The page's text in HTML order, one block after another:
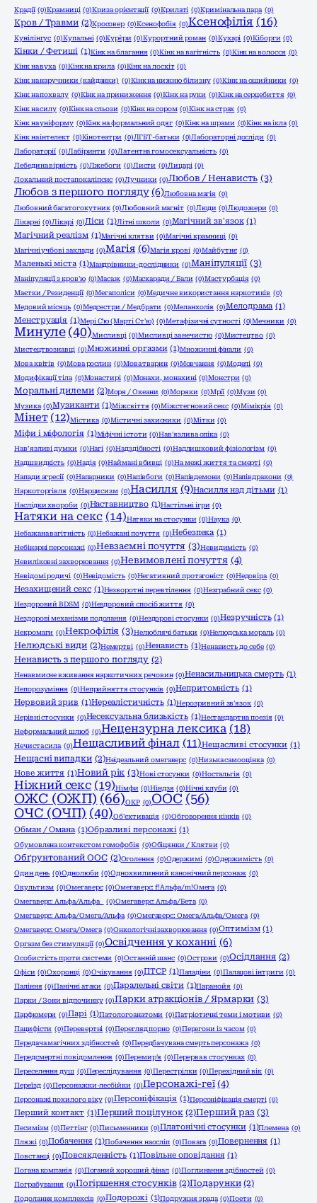
Крадії (0)Крамниці (0)Криза орієнтації (0)Крилаті (0)Кримінальна пара (0)
Кров / Травми (2)Кросовер (0)Ксенофобія (0)Ксенофілія (16)
Кунілінгус (0)Купальні (0)Кур`єри (0)Курортний роман (0)Кухарі (0)Кіборги (0)
Кінки / Фетиші (1)Кінк на благання (0)Кінк на вагітність (0)Кінк на волосся (0)
Кінк на вуха (0)Кінк на крила (0)Кінк на лоскіт (0)
Кінк на наручники (кайданки) (0)Кінк на нижню білизну (0)Кінк на ошийники (0)
Кінк на похвалу (0)Кінк на приниження (0)Кінк на руки (0)Кінк на серцебиття (0)
Кінк на силу (0)Кінк на сльози (0)Кінк на сором (0)Кінк на страх (0)
Кінк на уніформу (0)Кінк на формальний одяг (0)Кінк на шрами (0)Кінк на ікла (0)
Кінк на інтелект (0)Кінотеатри (0)ЛГБТ-батьки (0)Лабораторні досліди (0)
Лабораторії (0)Лабіринти (0)Латентна гомосексуальність (0)
Лебедина вірність (0)Лжебоги (0)Листи (0)Лицарі (0)
Локальний постапокаліпсис (0)Лучники (0)Любов / Ненависть (3)
Любов з першого погляду (6)Любовна магія (0)
Любовний багатогокутник (0)Любовний магніт (0)Люди (0)Людожери (0)
Лікарні (0)Лікарі (0)Ліси (1)Літні школи (0)Магічний зв'язок (1)
Магічний реалізм (1)Магічні клятви (0)Магічні крамниці (0)
Магічні учбові заклади (0)Магія (6)Магія крові (0)Майбутнє (0)
Маленькі міста (1)Мандрівники-дослідники (0)Маніпуляції (3)
Маніпуляції з кров'ю (0)Масаж (0)Маскаради / Бали (0)Мастурбація (0)
Маєтки / Резиденції (0)Мегаполіси (0)Медичне використання наркотиків (0)
Медовий місяць (0)Медсестри / Медбрати (0)Меланхолія (0)Мелодрама (1)
Менструація (1)Мері С'ю (Марті Ст'ю) (0)Метафізичні сутності (0)Мечники (0)
Минуле (40)Мисливці (0)Мисливці за нечистю (0)Мистецтво (0)
Мистецтвознавці (0)Множинні оргазми (1)Множинні фінали (0)
Мова квітів (0)Мова рослин (0)Мова тварин (0)Мовчання (0)Моделі (0)
Модифікації тіла (0)Монастирі (0)Монахи, монахині (0)Монстри (0)
Моральні дилеми (2)Моря / Океани (0)Моряки (0)Мрії (0)Музи (0)
Музика (0)Музиканти (1)Міжсвіття (0)Міжстегновий секс (0)Мімікрія (0)
Мінет (12)Містика (0)Містичні захисники (0)Мітки (0)
Міфи і міфологія (1)Міфічні істоти (0)Нав'язлива опіка (0)
Нав’язливі думки (0)Нагі (0)Надздібності (0)Надлишковий фізіологізм (0)
Надшвидкість (0)Надія (0)Наймані вбивці (0)На межі життя та смерті (0)
Напади агресії (0)Напарники (0)Напівбоги (0)Напівдемони (0)Напівдракони (0)
Наркоторгівля (0)Нарцисизм (0)Насилля (9)Насилля над дітьми (1)
Наслідки хвороби (0)Наставництво (1)Настільні ігри (0)
Натяки на секс (14)Натяки на стосунки (0)Наука (0)
Небажана вагітність (0)Небажані почуття (0)Небезпека (1)
Небінарні персонажі (0)Невзаємні почуття (3)Невидимість (0)
Невиліковні захворювання (0)Невимовлені почуття (4)
Невідомі родичі (0)Невідомість (0)Негативний протагоніст (0)Недовіра (0)
Незахищений секс (1)Незворотні перевтілення (0)Незграбний секс (0)
Нездоровий BDSM (0)Нездоровий спосіб життя (0)
Нездорові механізми подолання (0)Нездорові стосунки (0)Незручність (1)
Некромаги (0)Некрофілія (3)Нелюблячі батьки (0)Нелюдська мораль (0)
Нелюдські види (2)Немертві (0)Ненависть (1)Ненависть до себе (0)
Ненависть з першого погляду (2)
Ненавмисне вживання наркотичних речовин (0)Ненасильницька смерть (1)
Непорозуміння (0)Неприйняття стосунків (0)Непритомність (1)
Нервовий зрив (1)Нереалістичність (1)Нерозривний зв'язок (0)
Нерівні стосунки (0)Несексуальна близькість (1)Нестандартна поезія (0)
Неформальний шлюб (0)Нецензурна лексика (18)
Нечиста сила (0)Нещасливий фінал (11)Нещасливі стосунки (1)
Нещасні випадки (2)Неідеальний омегаверс (0)Низька самооцінка (0)
Нове життя (1)Новий рік (3)Нові стосунки (0)Ностальгія (0)
Ніжний секс (19)Німфи (0)Ніндзя (0)Нічні клуби (0)
ОЖС (ОЖП) (66)ОКР (0)ООС (56)
ОЧС (ОЧП) (40)Об'єктивація (0)Обговорення кінків (0)
Обман / Омана (1)Образливі персонажі (1)
Обумовлена контекстом гомофобія (0)Обіцянки / Клятви (0)
Обґрунтований ООС (2)Оголення (0)Одержимі (0)Одержимість (0)
Один день (0)Однолюби (0)Однохвилинний канонічний персонаж (0)
Окультизм (0)Омегаверс (0)Омегаверс: f!Альфа/m!Омега (0)
Омегаверс: Альфа/Альфа
(0)Омегаверс: Альфа/Бета (0)
Омегаверс: Альфа/Омега/Альфа (0)Омегаверс: Омега/Альфа/Омега (0)
Омегаверс: Омега/Омега (0)Онкологічні захворювання (0)Оптимізм (1)
Оргазм без стимуляції (0)Освідчення у коханні (6)
Особистість проти системи (0)Останній шанс (0)Острови (0)Осідлання (2)
Офіси (0)Охоронці (0)Очікування (0)ПТСР (1)Паладіни (0)Палацові інтриги (0)
Паління (0)Панічні атаки (0)Паралельні світи (1)Паранойя (0)
Парки / Зони відпочинку (0)Парки атракціонів / Ярмарки (3)
Парфюмери (0)Парі (1)Патологоанатоми (0)Патріотичні теми і мотиви (0)
Пацифісти (0)Перевертні (0)Перегляд порно (0)Перегони із часом (0)
Передача магічних здібностей (0)Передбачувана смерть персонажа (0)
Передсмертні повідомлення (0)Перемир'я (0)Перерва в стосунках (0)
Переселення душ (0)Переслідування (0)Перестрілки (0)Перехідний вік (0)
Переїзд (0)Персонажки-лесбійки (0)Персонажі-геї (4)
Персонажі похилого віку (0)Персоніфікація (1)Персоніфікація смерті (0)
Перший контакт (1)Перший поцілунок (2)Перший раз (3)
Песимізм (0)Петтінг (0)Письменники (0)Платонічні стосунки (1)Племена (0)
Пляжі (0)Побачення (1)Побачення наосліп (0)Повага (0)Повернення (1)
Повстанці (0)Повсякденність (1)Повільне оповідання (1)
Погана компанія (0)Поганий хороший фінал (0)Поглинання здібностей (0)
Пограбування (0)Погіршення стосунків (2)Подарунки (2)
Подолання комплексів (0)Подорожі (1)Подружня зрада (0)Поети (0)